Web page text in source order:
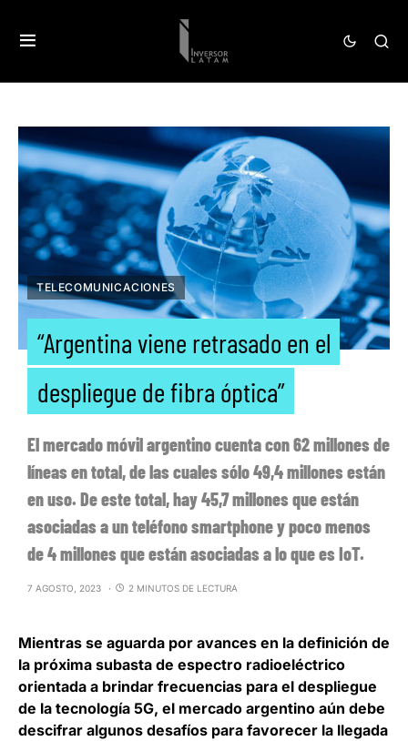
TELECOMUNICACIONES
“Argentina viene retrasado en el
despliegue de fibra óptica”
El mercado móvil argentino cuenta con 62 millones de
líneas en total, de las cuales sólo 49,4 millones están
en uso. De este total, hay 45,7 millones que están
asociadas a un teléfono smartphone y poco menos
de 4 millones que están asociadas a lo que es IoT.
7 AGOSTO, 2023 2 MINUTOS DE LECTURA
Mientras se aguarda por avances en la definición de
la próxima subasta de espectro radioeléctrico
orientada a brindar frecuencias para el despliegue
de la tecnología 5G, el mercado argentino aún debe
descifrar algunos desafíos para favorecer la llegada